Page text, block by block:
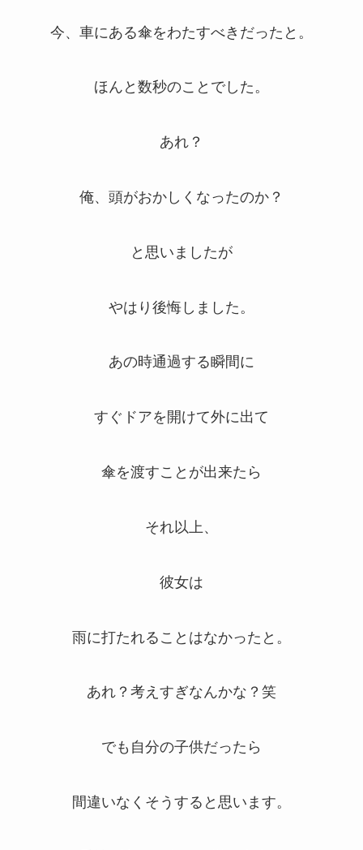
今、車にある傘をわたすべきだったと。
ほんと数秒のことでした。
あれ？
俺、頭がおかしくなったのか？
と思いましたが
やはり後悔しました。
あの時通過する瞬間に
すぐドアを開けて外に出て
傘を渡すことが出来たら
それ以上、
彼女は
雨に打たれることはなかったと。
あれ？考えすぎなんかな？笑
でも自分の子供だったら
間違いなくそうすると思います。